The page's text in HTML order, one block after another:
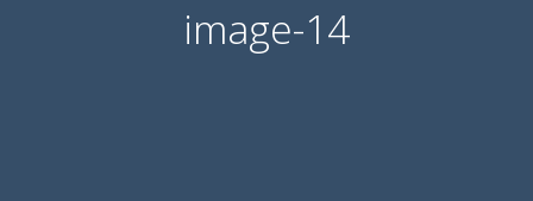
image-14